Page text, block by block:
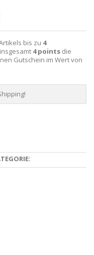
bis zu 4
4points die
Gutschein im Wert von